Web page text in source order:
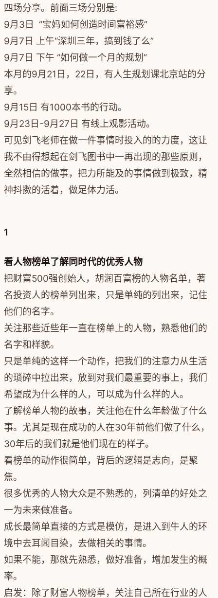
四场分享。前面三场分别是:
9月3日 “宝妈如何创造时间富裕感”
9月7日 上午“深圳三年，搞到钱了么”
9月7日 下午 “如何做一个月的规划”
本月的9月21日，22日，有人生规划课北京站的分
享。
9月15日 有1000本书的行动。
9月23日-9月27日 有线上观影活动。
可见剑飞老师在做一件事情时投入的的力度，这让
我不由得想起在剑飞图书中一再出现的那些原则，
全然相信的做事，把力所能及的事情做到极致，精
神抖擞的活着，做足体力活。
1
看人物榜单了解同时代的优秀人物
把财富500强创始人，胡润百富榜的人物名单，著
名投资人的榜单列出来，只是单纯的列出来，记住
他们的名字。
关注那些近些年一直在榜单上的人物，熟悉他们的
名字和样貌。
只是单纯的这样一个动作，把我们的注意力从生活
的琐碎中拉出来，放到对我们最重要的事上，我们
希望成为什么样的人，可以成为什么样的人。
了解榜单人物的故事，关注他在什么年龄做了什么
事。尤其是现在成功的人在30年前他们做了什么，
30年后的我们就是他们现在的样子。
看榜单的动作很简单，背后的逻辑是志向，是聚
焦。
很多优秀的人物大众是不熟悉的，列清单的好处之
一为未来做准备。
成长最简单直接的方式是模仿，是进入到牛人的环
境中去耳闻目染，去做相关的事情。
如果不能，那就先熟悉，做好准备，增加发生的概
率。
启发：除了财富人物榜单，关注自己所在行业的人